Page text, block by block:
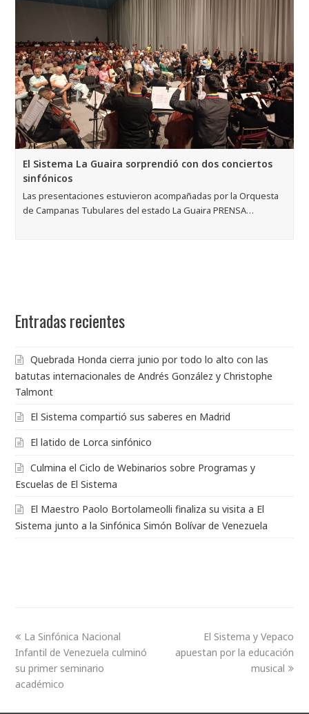
El Sistema La Guaira sorprendió con dos conciertos
sinfónicos
Las presentaciones estuvieron acompañadas por la Orquesta
de Campanas Tubulares del estado La Guaira PRENSA…
Entradas recientes
Quebrada Honda cierra junio por todo lo alto con las
batutas internacionales de Andrés González y Christophe
Talmont
El Sistema compartió sus saberes en Madrid
El latido de Lorca sinfónico
Culmina el Ciclo de Webinarios sobre Programas y
Escuelas de El Sistema
El Maestro Paolo Bortolameolli finaliza su visita a El
Sistema junto a la Sinfónica Simón Bolívar de Venezuela
La Sinfónica Nacional
Infantil de Venezuela culminó
su primer seminario
académico
El Sistema y Vepaco
apuestan por la educación
musical